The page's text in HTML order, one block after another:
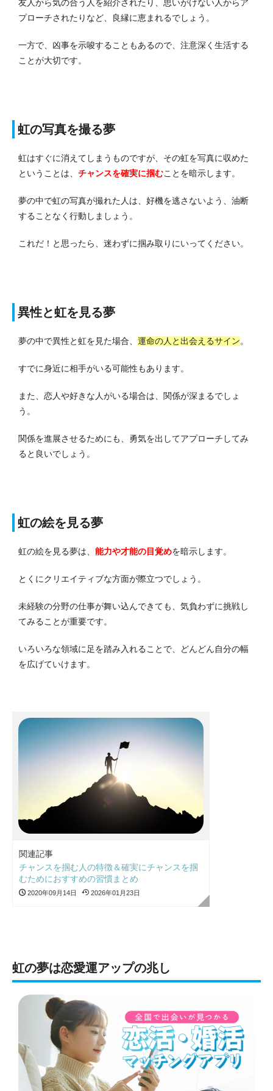
友人から気の合う人を紹介されたり、思いがけない人からア
プローチされたりなど、良縁に恵まれるでしょう。
一方で、凶事を示唆することもあるので、注意深く生活する
ことが大切です。
虹の写真を撮る夢
虹はすぐに消えてしまうものですが、その虹を写真に収めた
ということは、 チャンスを確実に掴むことを暗示します。
夢の中で虹の写真が撮れた人は、好機を逃さないよう、油断
することなく行動しましょう。
これだ！と思ったら、迷わずに掴み取りにいってください。
異性と虹を見る夢
夢の中で異性と虹を見た場合、 運命の人と出会えるサイン。
すでに身近に相手がいる可能性もあります。
また、恋人や好きな人がいる場合は、関係が深まるでしょ
う。
関係を進展させるためにも、勇気を出してアプローチしてみ
ると良いでしょう。
虹の絵を見る夢
虹の絵を見る夢は、 能力や才能の目覚めを暗示します。
とくにクリエイティブな方面が際立つでしょう。
未経験の分野の仕事が舞い込んできても、気負わずに挑戦し
てみることが重要です。
いろいろな領域に足を踏み入れることで、どんどん自分の幅
を広げていけます。
関連記事
チャンスを掴む人の特徴＆確実にチャンスを掴
むためにおすすめの習慣まとめ
2020年09月14日 2026年01月23日
虹の夢は恋愛運アップの兆し